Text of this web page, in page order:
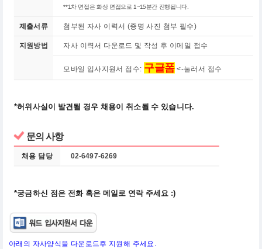
**1차 면접은 화상 면접으로 1~15분간 진행됩니다.
제출서류 첨부된 자사 이력서 (증명 사진 첨부 필수)
지원방법 자사 이력서 다운로드 및 작성 후 이메일 접수
모바일 입사지원서 접수: 구글폼<-눌러서 접수
*허위사실이 발견될 경우 채용이 취소될 수 있습니다.
문의 사항
채용 담당 02-6497-6269
*궁금하신 점은 전화 혹은 메일로 연락 주세요 :)
아래의 자사양식을 다운로드후 지원해 주세요.